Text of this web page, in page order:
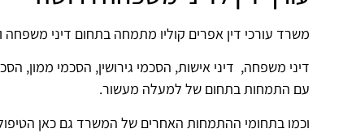
משרד עורכי דין אפרים קוליו מתמחה בתחום דיני משפחה
דיני משפחה, דיני אישות, הסכמי גירושין, הסכמי ממון,
עם התמחות בתחום של למעלה מעשור.
וכמו בתחומי ההתמחות האחרים של המשרד גם כאן